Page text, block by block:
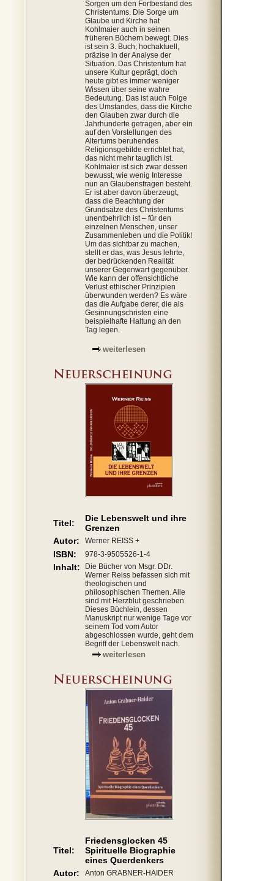
Sorgen um den Fortbestand des
Christentums. Die Sorge um
Glaube und Kirche hat
Kohlmaier auch in seinen
früheren Büchern bewegt. Dies
ist sein 3. Buch; hochaktuell,
präzise in der Analyse der
Situation. Das Christentum hat
unsere Kultur geprägt, doch
heute gibt es immer weniger
Wissen über seine wahre
Bedeutung. Das ist auch Folge
des Umstandes, dass die Kirche
den Glauben zwar durch die
Jahrhunderte getragen, aber ein
auf den Vorstellungen des
Altertums beruhendes
Religionsgebilde errichtet hat,
das nicht mehr tauglich ist.
Kohlmaier ist sich zwar dessen
bewusst, wie wenig Interesse
nun an Glaubensfragen besteht.
Er ist aber davon überzeugt,
dass die Beachtung der
Grundsätze des Christentums
unentbehrlich ist – für den
einzelnen Menschen, unser
Zusammenleben und die Politik!
Um das sichtbar zu machen,
stellt er das, was Jesus lehrte,
der bedrückenden Realität
unserer Gegenwart gegenüber.
Wie kann der offensichtliche
Verlust ethischer Prinzipien
überwunden werden? Es wäre
das die Aufgabe derer, die als
Gesinnungschristen eine
beispielhafte Haltung an den
Tag legen.
weiterlesen
Titel:
Die Lebenswelt und ihre
Grenzen
Autor:
Werner REISS +
ISBN: 978-3-9505526-1-4
Inhalt:
Die Bücher von Msgr. DDr.
Werner Reiss befassen sich mit
theologischen und
philosophischen Themen. Alle
sind mit Herzblut geschrieben.
Dieses Büchlein, dessen
Manuskript nur wenige Tage vor
seinem Tod vom Autor
abgeschlossen wurde, geht dem
Begriff der Lebenswelt nach.
weiterlesen
Titel:
Friedensglocken 45
Spirituelle Biographie
eines Querdenkers
Autor:
Anton GRABNER-HAIDER